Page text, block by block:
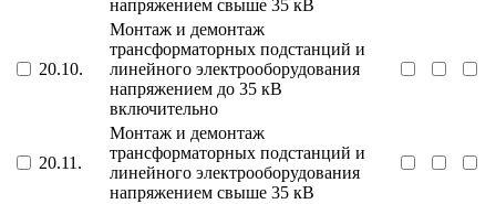
напряжением свыше 35 кВ
20.10.
Монтаж и демонтаж
трансформаторных подстанций и
линейного электрооборудования
напряжением до 35 кВ
включительно
20.11.
Монтаж и демонтаж
трансформаторных подстанций и
линейного электрооборудования
напряжением свыше 35 кВ